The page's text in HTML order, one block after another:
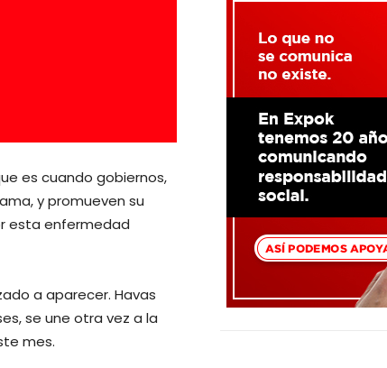
es cuando gobiernos,
y promueven su
esta enfermedad
a aparecer. Havas
se une otra vez a la
mes.